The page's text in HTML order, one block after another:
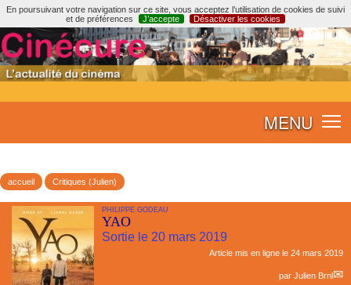
En poursuivant votre navigation sur ce site, vous acceptez l’utilisation de cookies de suivi
et de préférences
J’accepte Désactiver les cookies
MENU
accueil Critiques (Julien)
PHILIPPE GODEAU
YAO
Sortie le 20 mars 2019
Article mis en ligne le 24 mars 2019
par Julien Brnl